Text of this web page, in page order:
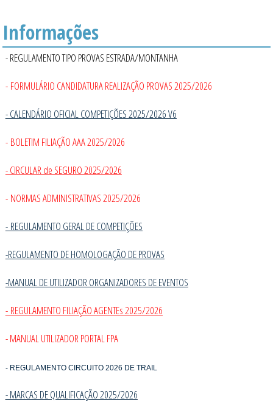
Informações
- REGULAMENTO TIPO PROVAS ESTRADA/MONTANHA
- FORMULÁRIO CANDIDATURA REALIZAÇÃO PROVAS 2025/2026
- CALENDÁRIO OFICIAL COMPETIÇÕES 2025/2026 V6
- BOLETIM FILIAÇÃO AAA 2025/2026
- CIRCULAR de SEGURO 2025/2026
- NORMAS ADMINISTRATIVAS 2025/2026
- REGULAMENTO GERAL DE COMPETIÇÕES
-REGULAMENTO DE HOMOLOGAÇÃO DE PROVAS
-MANUAL DE UTILIZADOR ORGANIZADORES DE EVENTOS
- REGULAMENTO FILIAÇÃO AGENTEs 2025/2026
- MANUAL UTILIZADOR PORTAL FPA
- REGULAMENTO CIRCUITO 2026 DE TRAIL
- MARCAS DE QUALIFICAÇÃO 2025/2026